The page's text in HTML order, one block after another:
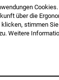
über die
stimmen
Weitere